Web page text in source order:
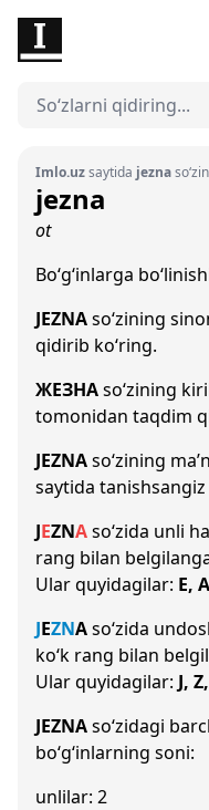
Imlo.uzsaytida jezna
jezna
ot
Bo‘g‘inlarga
JEZNAso‘zining
qidirib ko‘ring.
ЖЕЗНАso‘zining
tomonidan taqdim
JEZNAso‘zining
saytida tanishsangiz
JEZNAso‘zida unli
rang bilan
Ular quyidagilar: E, A
JEZNAso‘zida
ko‘k rang bilan
Ular quyidagilar: J,
JEZNAso‘zidagi
bo‘g‘inlarning soni:
unlilar: 2